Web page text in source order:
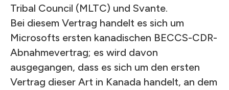
Tribal Council (MLTC) und Svante.
Bei diesem Vertrag handelt es sich um
Microsofts ersten kanadischen BECCS-CDR-
Abnahmevertrag; es wird davon
ausgegangen, dass es sich um den ersten
Vertrag dieser Art in Kanada handelt, an dem